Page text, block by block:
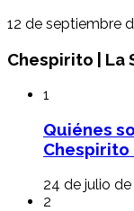
12 de septiembre
Chespirito | La
1
Quiénes
Chespirito
24 de julio
2